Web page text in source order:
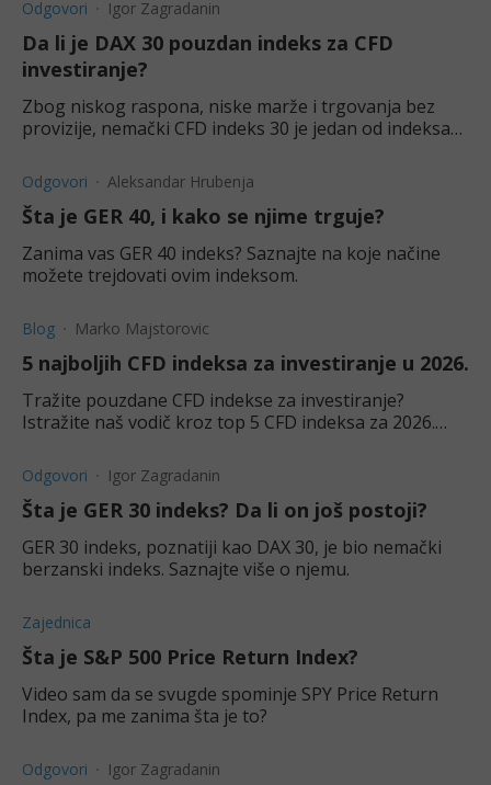
Odgovori Igor Zagradanin
Da li je DAX 30 pouzdan indeks za CFD
investiranje?
Zbog niskog raspona, niske marže i trgovanja bez
provizije, nemački CFD indeks 30 je jedan od indeksa
Odgovori Aleksandar Hrubenja
Šta je GER 40, i kako se njime trguje?
Zanima vas GER 40 indeks? Saznajte na koje načine
možete trejdovati ovim indeksom.
Blog Marko Majstorovic
5 najboljih CFD indeksa za investiranje u 2026.
Tražite pouzdane CFD indekse za investiranje?
Istražite naš vodič kroz top 5 CFD indeksa za 2026.
Odgovori Igor Zagradanin
Šta je GER 30 indeks? Da li on još postoji?
GER 30 indeks, poznatiji kao DAX 30, je bio nemački
berzanski indeks. Saznajte više o njemu.
Zajednica
Šta je S&P 500 Price Return Index?
Video sam da se svugde spominje SPY Price Return
Index, pa me zanima šta je to?
Odgovori Igor Zagradanin